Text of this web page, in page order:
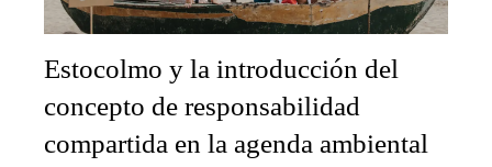
Estocolmo y la introducción del
concepto de responsabilidad
compartida en la agenda ambiental